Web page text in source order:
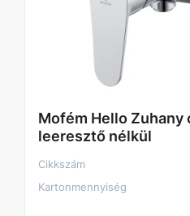
Mofém Hello Zuhany
leeresztő nélkül
Cikkszám
Kartonmennyiség